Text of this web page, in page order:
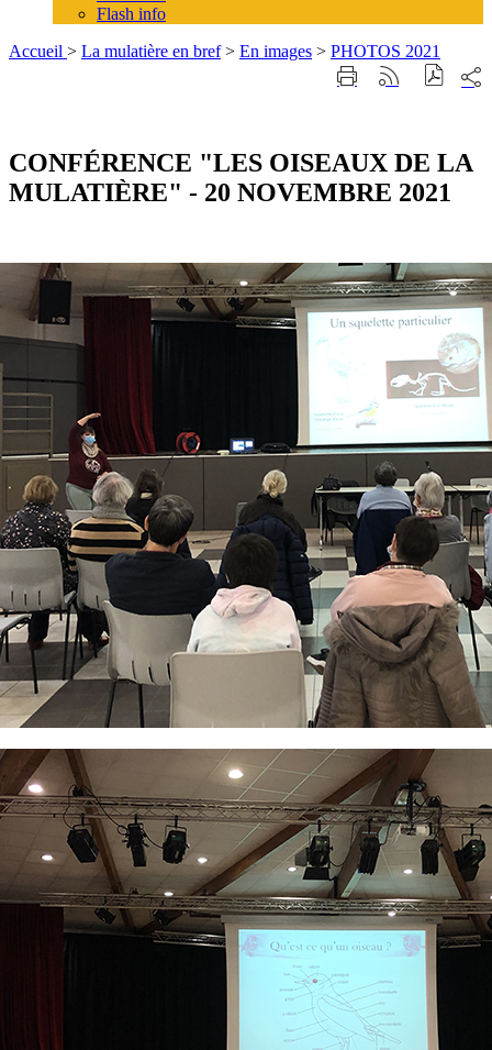
Flash info
Accueil > La mulatière en bref > En images > PHOTOS 2021
ImprimerGénérer
sur
CONFÉRENCE "LES OISEAUX DE LA
MULATIÈRE" - 20 NOVEMBRE 2021